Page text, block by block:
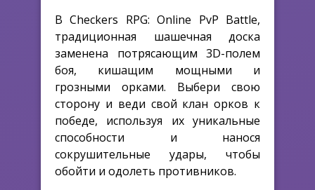
В Checkers RPG: Online PvP Battle,
традиционная шашечная доска
заменена потрясающим 3D-полем
боя, кишащим мощными и
грозными орками. Выбери свою
сторону и веди свой клан орков к
победе, используя их уникальные
способности и нанося
сокрушительные удары, чтобы
обойти и одолеть противников.